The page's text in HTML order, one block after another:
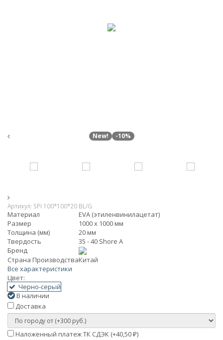
New! -10%
Артикул: SPI 100*100*20 BL/G
Материал
EVA (этиленвинилацетат)
Размер
1000 х 1000 мм
Толщина (мм)
20 мм
Твердость
35 - 40 Shore A
Бренд
Страна ПроизводстваКитай
Все характеристики
Цвет:
Черно-серый
В наличии
Доставка
Наложенный платеж ТК СДЭК (+40,50 ₽)